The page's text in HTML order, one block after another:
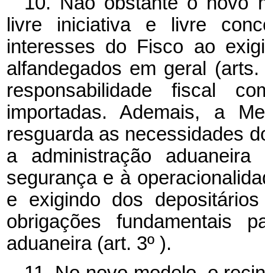
livre iniciativa e livre
interesses do Fisco ao
alfandegados em geral
responsabilidade fiscal
importadas. Ademais, a
resguarda as necessidades
a administração
segurança e à
e exigindo dos
obrigações fundamentais
aduaneira (art. 3º ).